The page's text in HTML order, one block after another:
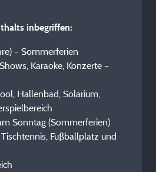
inbegriffen:
– Sommerferien
Karaoke, Konzerte –
Hallenbad, Solarium,
Sonntag (Sommerferien)
Fußballplatz und